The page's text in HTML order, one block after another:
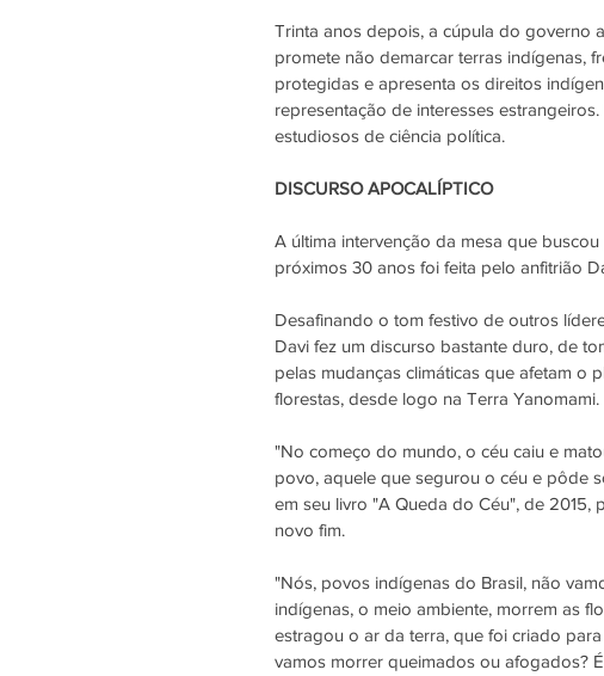
Trinta anos depois, a cúpula do governo
promete não demarcar terras indígenas,
protegidas e apresenta os direitos
representação de interesses
estudiosos de ciência política.
DISCURSO APOCALÍPTICO
A última intervenção da mesa que
próximos 30 anos foi feita pelo anfitrião
Desafinando o tom festivo de outros
Davi fez um discurso bastante duro, de
pelas mudanças climáticas que afetam o
florestas, desde logo na Terra Yanomami.
"No começo do mundo, o céu caiu e
povo, aquele que segurou o céu e pôde
em seu livro "A Queda do Céu", de 2015,
novo fim.
"Nós, povos indígenas do Brasil, não
indígenas, o meio ambiente, morrem as
estragou o ar da terra, que foi criado
vamos morrer queimados ou afogados?